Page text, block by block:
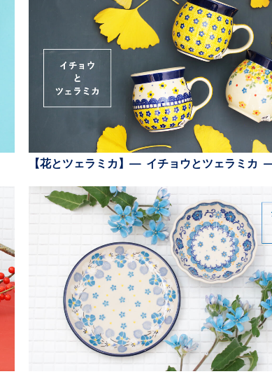
【花とツェラミカ】— イチョウとツェラミカ